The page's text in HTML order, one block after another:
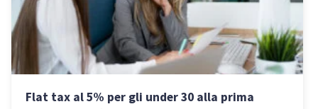
Flat tax al 5% per gli under 30 alla prima